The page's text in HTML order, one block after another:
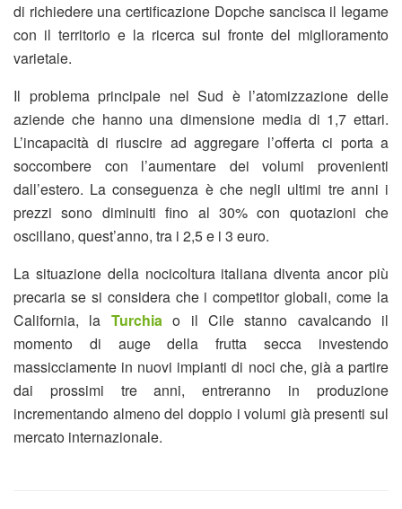
di richiedere una certificazione Dopche sancisca il legame
con il territorio e la ricerca sul fronte del miglioramento
varietale.
Il problema principale nel Sud è l’atomizzazione delle
aziende che hanno una dimensione media di 1,7 ettari.
L’incapacità di riuscire ad aggregare l’offerta ci porta a
soccombere con l’aumentare dei volumi provenienti
dall’estero. La conseguenza è che negli ultimi tre anni i
prezzi sono diminuiti fino al 30% con quotazioni che
oscillano, quest’anno, tra i 2,5 e i 3 euro.
La situazione della nocicoltura italiana diventa ancor più
precaria se si considera che i competitor globali, come la
California, la Turchiao il Cile stanno cavalcando il
momento di auge della frutta secca investendo
massicciamente in nuovi impianti di noci che, già a partire
dai prossimi tre anni, entreranno in produzione
incrementando almeno del doppio i volumi già presenti sul
mercato internazionale.